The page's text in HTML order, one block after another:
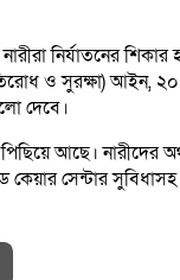
নির্যাতনের
ও সুরক্ষা) আইন,
দেবে।
আছে। নারীদের
কেয়ার সেন্টার